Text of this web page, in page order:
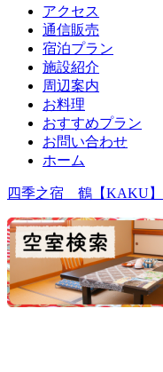
アクセス
通信販売
宿泊プラン
施設紹介
周辺案内
お料理
おすすめプラン
お問い合わせ
ホーム
四季之宿 鶴【KAKU】